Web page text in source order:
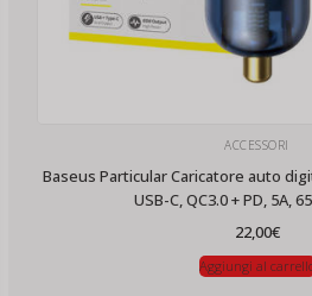
ACCESSORI
Baseus Particular Caricatore auto
USB-C, QC3.0 + PD, 5A,
22,00€
Aggiungi al